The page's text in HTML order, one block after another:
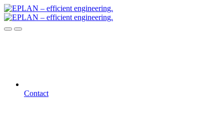
Contact